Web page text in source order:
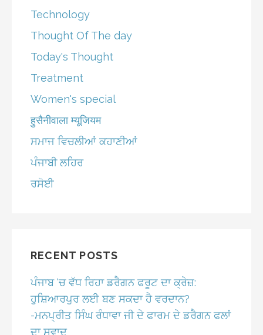
Technology
Thought Of The day
Today's Thought
Treatment
Women's special
हुसैनीवाला म्यूजियम
ਸਮਾਜ ਵਿਚਲੀਆਂ ਕਹਾਣੀਆਂ
ਪੰਜਾਬੀ ਲਹਿਰ
ਰਸੋਈ
RECENT POSTS
ਪੰਜਾਬ ‘ਚ ਵੱਧ ਰਿਹਾ ਡਰੈਗਨ ਫਰੂਟ ਦਾ ਕ੍ਰੇਜ਼:
ਹੁਸ਼ਿਆਰਪੁਰ ਲਈ ਬਣ ਸਕਦਾ ਹੈ ਵਰਦਾਨ?
-ਮਨਪ੍ਰੀਤ ਸਿੰਘ ਰੰਧਾਵਾ ਜੀ ਦੇ ਫਾਰਮ ਦੇ ਡਰੈਗਨ ਫਲਾਂ
ਦਾ ਸਵਾਦ